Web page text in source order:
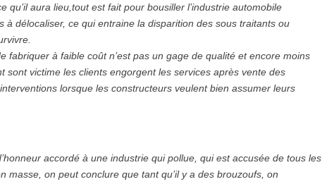
qu’il aura lieu,tout est fait pour bousiller l’industrie automobile
à délocaliser, ce qui entraine la disparition des sous traitants ou
fabriquer à faible coût n’est pas un gage de qualité et encore moins
sont victime les clients engorgent les services après vente des
lorsque les constructeurs veulent bien assumer leurs
accordé à une industrie qui pollue, qui est accusée de tous les
masse, on peut conclure que tant qu’il y a des brouzoufs, on